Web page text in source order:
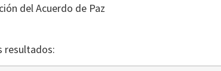
del Acuerdo de Paz
resultados: